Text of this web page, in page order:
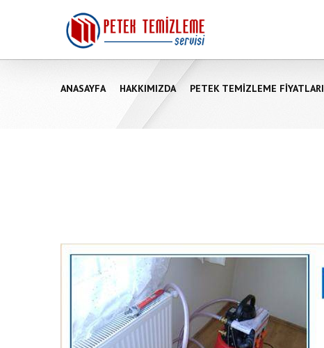
ANASAYFA HAKKIMIZDA PETEK TEMIZLEME FIYATLARI